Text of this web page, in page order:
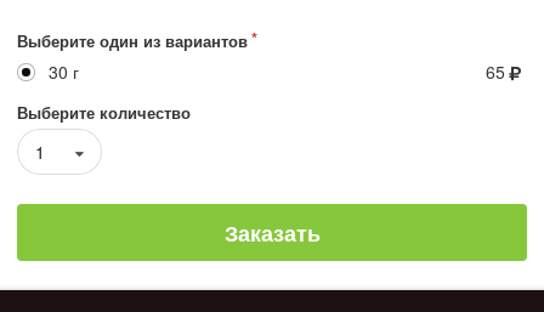
Выберите один из вариантов
30 г 65
Выберите количество
1
Заказать